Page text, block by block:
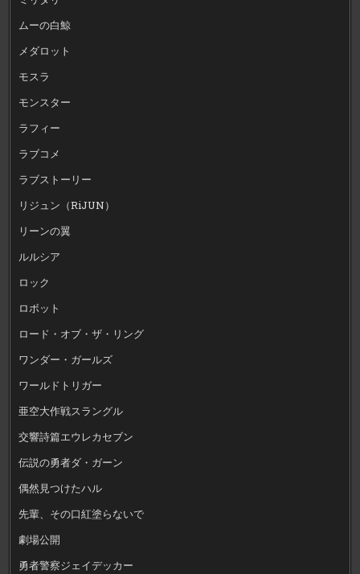
ムーの白鯨
メダロット
モスラ
モンスター
ラフィー
ラブコメ
ラブストーリー
リジュン（RiJUN）
リーンの翼
ルルシア
ロック
ロボット
ロード・オブ・ザ・リング
ワンダー・ガールズ
ワールドトリガー
亜空大作戦スラングル
交響詩篇エウレカセブン
伝説の勇者ダ・ガーン
偶然見つけたハル
先輩、その口紅塗らないで
劇場公開
勇者警察ジェイデッカー